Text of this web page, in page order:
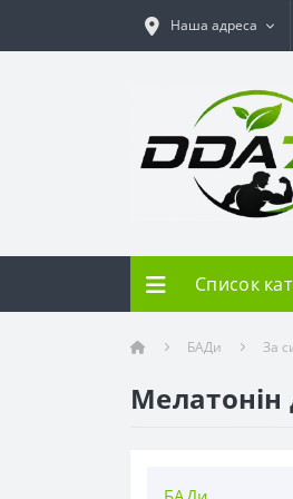
Наша адреса
Список
БАДи За
Мелатонін